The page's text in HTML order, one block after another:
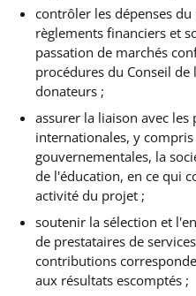
contrôler les dépenses
règlements financiers et
passation de marchés
procédures du Conseil de
donateurs ;
assurer la liaison avec
internationales, y
gouvernementales, la
de l'éducation, en ce qui
activité du projet ;
soutenir la sélection et
de prestataires de
contributions
aux résultats escomptés ;